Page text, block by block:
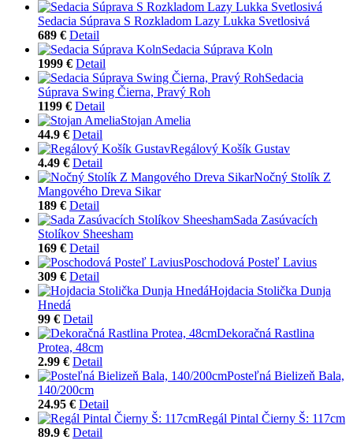
Sedacia Súprava S Rozkladom Lazy Lukka Svetlosivá
689 € Detail
Sedacia Súprava Koln
1999 € Detail
Sedacia
Súprava Swing Čierna, Pravý Roh
1199 € Detail
Stojan Amelia
44.9 € Detail
Regálový Košík Gustav
4.49 € Detail
Nočný Stolík Z
Mangového Dreva Sikar
189 € Detail
Sada Zasúvacích
Stolíkov Sheesham
169 € Detail
Poschodová Posteľ Lavius
309 € Detail
Hojdacia Stolička Dunja
Hnedá
99 € Detail
Dekoračná Rastlina
Protea, 48cm
2.99 € Detail
Posteľná Bielizeň Bala,
140/200cm
24.95 € Detail
Regál Pintal Čierny Š: 117cm
89.9 € Detail